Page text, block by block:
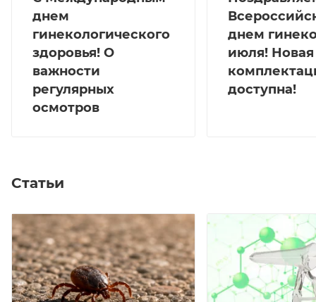
днем
гинекологического
здоровья! О
важности
регулярных
осмотров
днем
июля! Новая
доступна!
Статьи